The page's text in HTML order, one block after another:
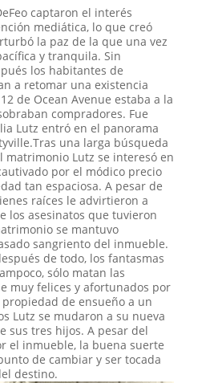
captaron el interés
mediática, lo que creó
la paz de la que una vez
y tranquila. Sin
los habitantes de
a retomar una existencia
de Ocean Avenue estaba a la
compradores. Fue
Lutz entró en el panorama
una larga búsqueda
matrimonio Lutz se interesó en
por el módico precio
tan espaciosa. A pesar de
raíces le advirtieron a
los asesinatos que tuvieron
se mantuvo
sangriento del inmueble.
de todo, los fantasmas
sólo matan las
muy felices y afortunados por
de ensueño a un
Lutz se mudaron a su nueva
sus tres hijos. A pesar del
el inmueble, la buena suerte
de cambiar y ser tocada
destino.